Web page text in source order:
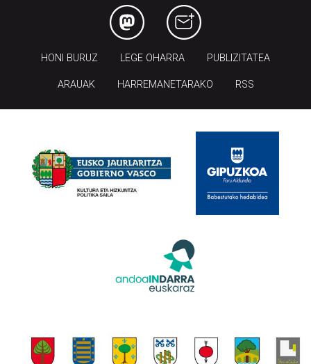
HONI BURUZ LEGE OHARRA PUBLIZITATEA
ARAUAK HARREMANETARAKO RSS